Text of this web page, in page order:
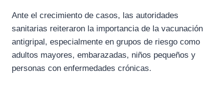
Ante el crecimiento de casos, las autoridades
sanitarias reiteraron la importancia de la vacunación
antigripal, especialmente en grupos de riesgo como
adultos mayores, embarazadas, niños pequeños y
personas con enfermedades crónicas.